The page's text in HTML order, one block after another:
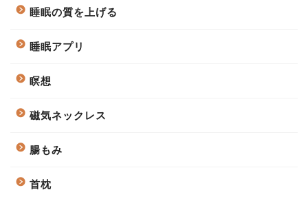
睡眠の質を上げる
睡眠アプリ
瞑想
磁気ネックレス
腸もみ
首枕